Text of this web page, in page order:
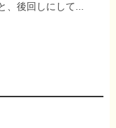
、後回しにして...